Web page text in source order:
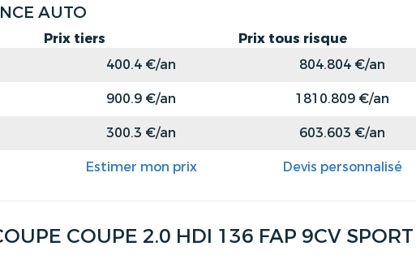
AUTO
Prix tiers
Prix tous risque
400.4 €/an
804.804 €/an
900.9 €/an
1810.809 €/an
300.3 €/an
603.603 €/an
Estimer mon prix Devis personnalisé
COUPE 2.0 HDI 136 FAP 9CV SPORT